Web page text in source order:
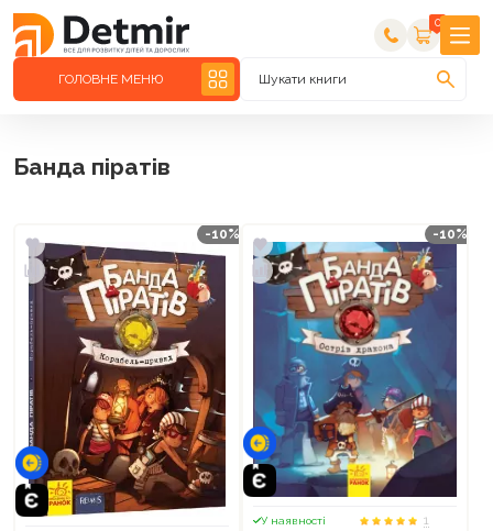
0
ГОЛОВНЕ МЕНЮ Шукати книги
Банда піратів
-10% -10%
У наявності
1